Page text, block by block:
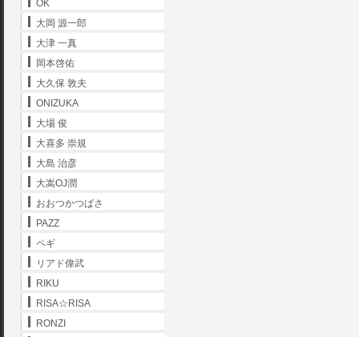
OK
大岡 源一郎
大津 一真
岡本啓佑
大久保 敦夫
ONIZUKA
大場 俊
大喜多 崇規
大島 治彦
大嵩OJ潤
おおつかつばさ
PAZZ
ペギ
リアド偉武
RIKU
RISA☆RISA
RONZI